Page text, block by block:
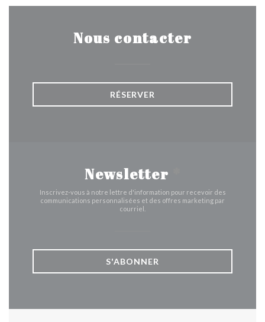
Nous contacter
RÉSERVER
Newsletter
Inscrivez-vous à notre lettre d'information pour recevoir des
communications personnalisées et des offres marketing par
courriel.
S'ABONNER